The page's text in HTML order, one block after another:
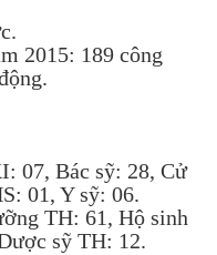
2015: 189 công
07, Bác sỹ: 28, Cử
Y sỹ: 06.
TH: 61, Hộ sinh
sỹ TH: 12.